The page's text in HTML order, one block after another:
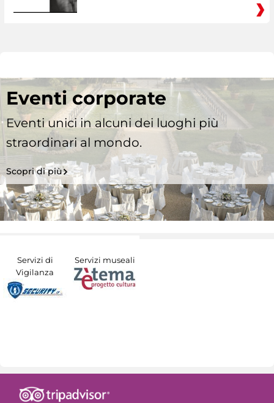
Eventi corporate
Eventi unici in alcuni dei luoghi più
straordinari al mondo.
Scopri di più
Servizi di
Vigilanza
Servizi museali